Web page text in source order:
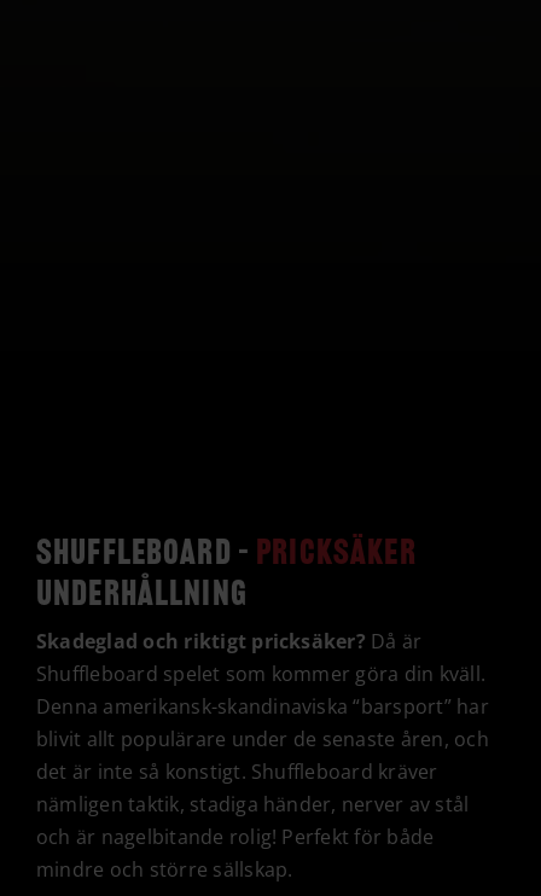
Shuffleboard – pricksäker
underhållning
Skadeglad och riktigt pricksäker? Då är
Shuffleboard spelet som kommer göra din kväll.
Denna amerikansk-skandinaviska “barsport” har
blivit allt populärare under de senaste åren, och
det är inte så konstigt. Shuffleboard kräver
nämligen taktik, stadiga händer, nerver av stål
och är nagelbitande rolig! Perfekt för både
mindre och större sällskap.